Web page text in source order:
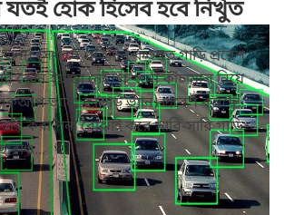
যতই হোক হিসেব হবে নিখুঁত
সেখানে প্রতিদিন কতশত গাড়ি প্রবেশ
কোন ইয়াত্তা নেই। কখনো কাঁচামাল নিয়ে
ভ্যান, কাভার্ড ভ্যান) প্রবেশ করছে,
করা পন্য বোঝাই করে সারি-সারি গাড়ি